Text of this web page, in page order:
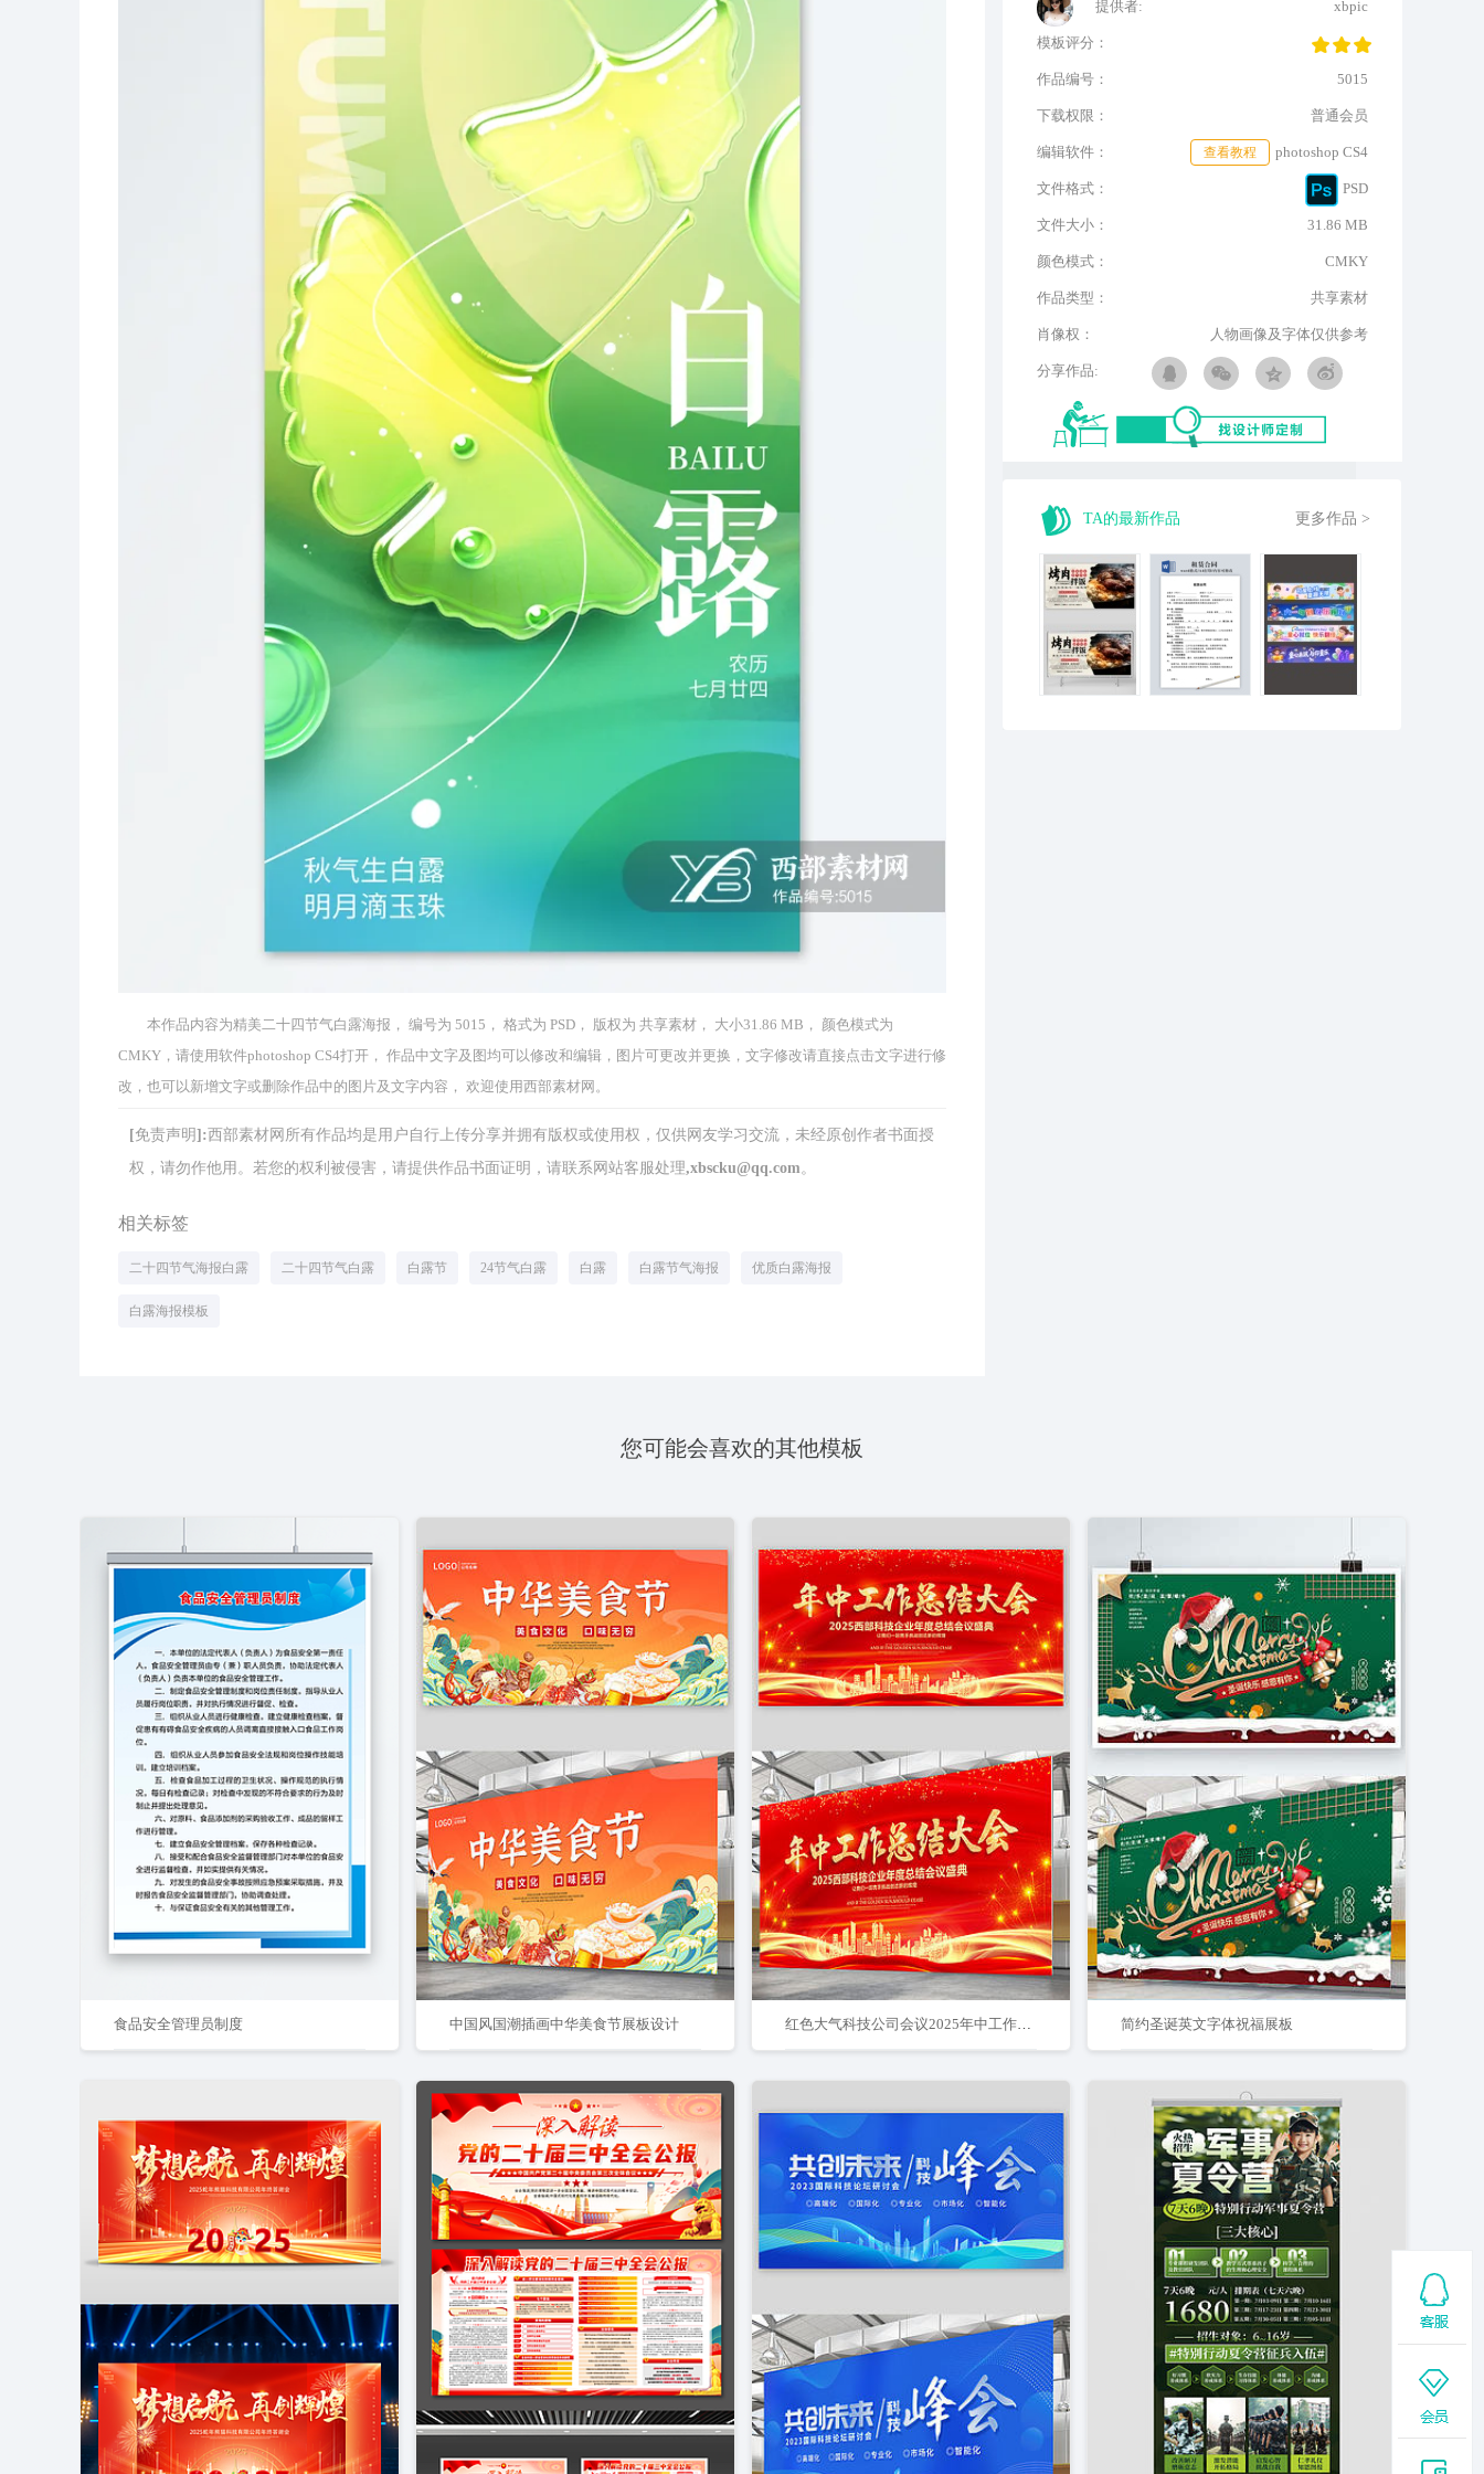
本作品内容为精美二十四节气白露海报， 编号为 5015， 格式为 PSD， 版权为 共享素材， 大小31.86 MB， 颜色模式为
CMKY，请使用软件photoshop CS4打开， 作品中文字及图均可以修改和编辑，图片可更改并更换，文字修改请直接点击文字进行修
改，也可以新增文字或删除作品中的图片及文字内容， 欢迎使用西部素材网。
[免责声明]:西部素材网所有作品均是用户自行上传分享并拥有版权或使用权，仅供网友学习交流，未经原创作者书面授
权，请勿作他用。若您的权利被侵害，请提供作品书面证明，请联系网站客服处理,xbscku@qq.com。
相关标签
二十四节气海报白露 二十四节气白露 白露节 24节气白露 白露 白露节气海报 优质白露海报
白露海报模板
提供者: xbpic
模板评分：
作品编号： 5015
下载权限： 普通会员
编辑软件： photoshop CS4
查看教程
文件格式： PSD
文件大小： 31.86 MB
颜色模式： CMKY
作品类型： 共享素材
肖像权： 人物画像及字体仅供参考
分享作品:
TA的最新作品 更多作品 >
您可能会喜欢的其他模板
食品安全管理员制度 中国风国潮插画中华美食节展板设计 简约圣诞英文字体祝福展板